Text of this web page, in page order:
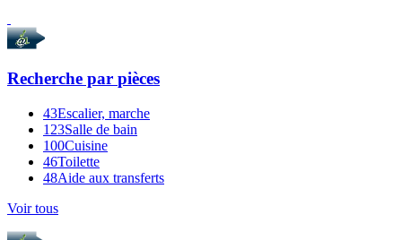
Recherche par pièces
43Escalier, marche
123Salle de bain
100Cuisine
46Toilette
48Aide aux transferts
Voir tous